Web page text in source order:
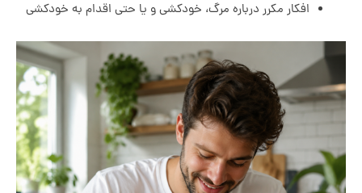
افکار مکرر درباره مرگ، خودکشی و یا حتی اقدام به خودکشی